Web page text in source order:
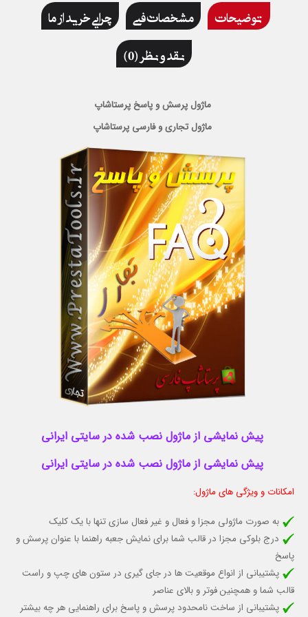
توضیحات مشخصات فنی
چرایی خرید از ما
نقد و نظر (0)
ماژول پرسش و پاسخ پرستاشاپ
ماژول تجاری و فارسی پرستاشاپ
پیش نمایشی از ماژول نصب شده در سایتی ایرانی
پیش نمایشی از ماژول نصب شده در سایتی ایرانی
امکانات و ویژگی های ماژول:
به صورت ماژولی مجزا و فعال و غیر فعال سازی تنها با یک کلیک
درج بلوکی مجزا در قالب شما برای نمایش جعبه راهنما با عنوان پرسش و
پاسخ
پشتیبانی از انواع موقعیت ها در جای گیری در ستون های چپ و راست
قالب شما و همچنین فوتر و بالای عناصر
پشتیبانی از ساخت نامحدود پرسش و پاسخ برای راهنمایی هر چه بیشتر